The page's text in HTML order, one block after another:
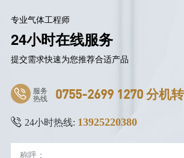
专业气体工程师
24小时在线服务
提交需求快速为您推荐合适产品
服务
热线 0755-2699 1270 分机
24小时热线: 13925220380